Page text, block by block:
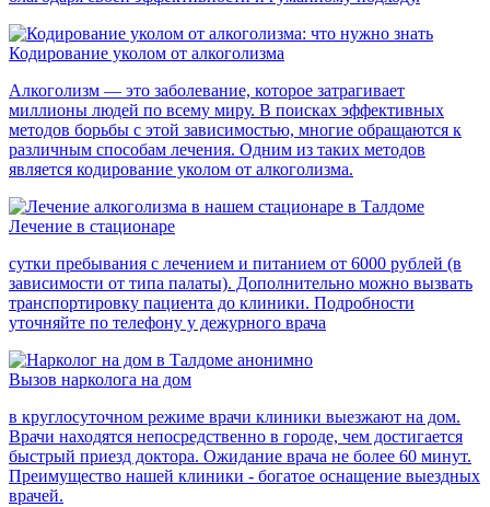
Кодирование уколом от алкоголизма
Алкоголизм — это заболевание, которое затрагивает
миллионы людей по всему миру. В поисках эффективных
методов борьбы с этой зависимостью, многие обращаются к
различным способам лечения. Одним из таких методов
является кодирование уколом от алкоголизма.
Лечение в стационаре
сутки пребывания с лечением и питанием от 6000 рублей (в
зависимости от типа палаты). Дополнительно можно вызвать
транспортировку пациента до клиники. Подробности
уточняйте по телефону у дежурного врача
Вызов нарколога на дом
в круглосуточном режиме врачи клиники выезжают на дом.
Врачи находятся непосредственно в городе, чем достигается
быстрый приезд доктора. Ожидание врача не более 60 минут.
Преимущество нашей клиники - богатое оснащение выездных
врачей.